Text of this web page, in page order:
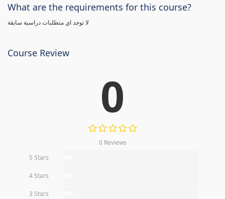
What are the requirements for this course?
لا توجد اي متطلبات دراسية سابقة
Course Review
0
0 Reviews
5 Stars
4 Stars
3 Stars